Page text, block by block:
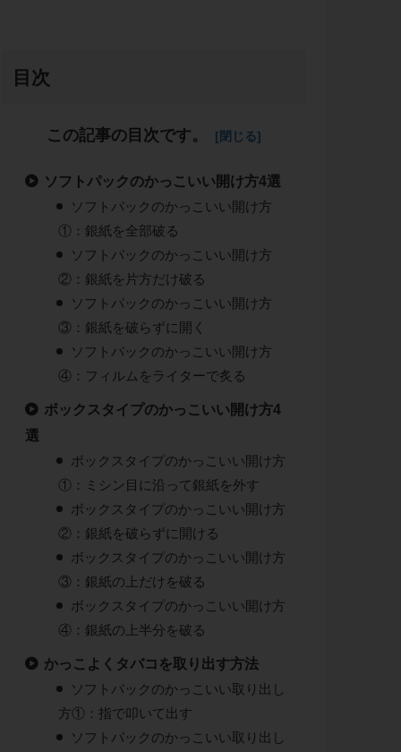
目次
この記事の目次です。
ソフトパックのかっこいい開け方4選
ソフトパックのかっこいい開け方
①：銀紙を全部破る
ソフトパックのかっこいい開け方
②：銀紙を片方だけ破る
ソフトパックのかっこいい開け方
③：銀紙を破らずに開く
ソフトパックのかっこいい開け方
④：フィルムをライターで炙る
ボックスタイプのかっこいい開け方4
選
ボックスタイプのかっこいい開け方
①：ミシン目に沿って銀紙を外す
ボックスタイプのかっこいい開け方
②：銀紙を破らずに開ける
ボックスタイプのかっこいい開け方
③：銀紙の上だけを破る
ボックスタイプのかっこいい開け方
④：銀紙の上半分を破る
かっこよくタバコを取り出す方法
ソフトパックのかっこいい取り出し
方①：指で叩いて出す
ソフトパックのかっこいい取り出し